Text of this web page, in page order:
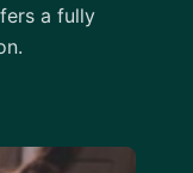
a fully